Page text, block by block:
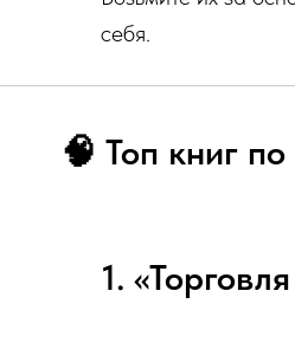
себя.
🧠 Топ книг
1.